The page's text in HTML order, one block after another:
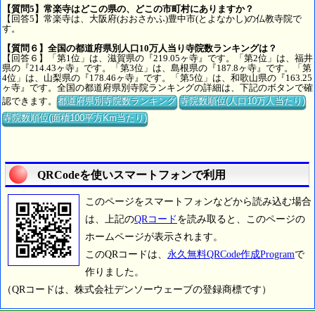
【質問5】常楽寺はどこの県の、どこの市町村にありますか？
【回答5】常楽寺は、大阪府(おおさかふ)豊中市(とよなかし)の仏教寺院で
す。
【質問６】全国の都道府県別人口10万人当り寺院数ランキングは？
【回答６】「第1位」は、滋賀県の『219.05ヶ寺』です。「第2位」は、福井
県の『214.43ヶ寺』です。「第3位」は、島根県の『187.8ヶ寺』です。「第
4位」は、山梨県の『178.46ヶ寺』です。「第5位」は、和歌山県の『163.25
ヶ寺』です。全国の都道府県別寺院ランキングの詳細は、下記のボタンで確
認できます。都道府県別寺院数ランキング 寺院数順位(人口10万人当たり)
寺院数順位(面積100平方Km当たり)
QRCodeを使いスマートフォンで利用
このページをスマートフォンなどから読み込む場合
は、上記のQRコード を読み取ると、このページの
ホームページが表示されます。
このQRコードは、 永久無料QRCode作成Programで
作りました。
（QRコードは、株式会社デンソーウェーブの登録商標です）